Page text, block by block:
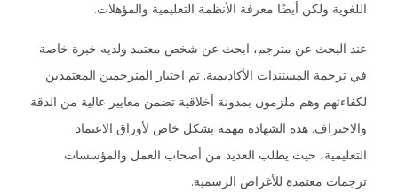
اللغوية ولكن أيضًا معرفة الأنظمة التعليمية والمؤهلات.
عند البحث عن مترجم، ابحث عن شخص معتمد ولديه خبرة خاصة
في ترجمة المستندات الأكاديمية. تم اختبار المترجمين المعتمدين
لكفاءتهم وهم ملزمون بمدونة أخلاقية تضمن معايير عالية من الدقة
والاحتراف. هذه الشهادة مهمة بشكل خاص لأوراق الاعتماد
التعليمية، حيث يطلب العديد من أصحاب العمل والمؤسسات
ترجمات معتمدة للأغراض الرسمية.